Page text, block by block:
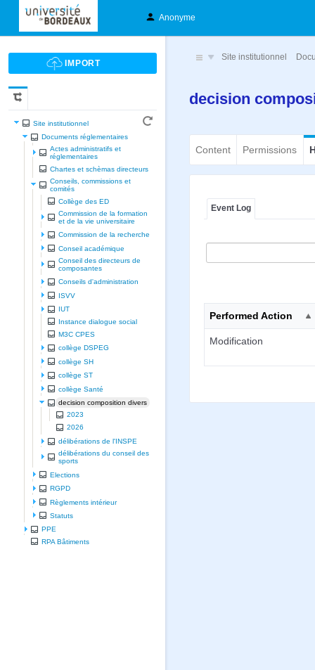
Anonyme
Site institutionnel
Documents réglementaires
Actes administratifs et
réglementaires
Chartes et schèmas directeurs
Conseils, commissions et
comités
Collège des ED
Commission de la formation
et de la vie universitaire
Commission de la recherche
Conseil académique
Conseil des directeurs de
composantes
Conseils d'administration
ISVV
IUT
Instance dialogue social
M3C CPES
collège DSPEG
collège SH
collège ST
collège Santé
decision composition divers
2023
2026
délibérations de l'INSPE
délibérations du conseil des
sports
Elections
RGPD
Règlements intérieur
Statuts
PPE
RPA Bâtiments
Site institutionnel
decision
Content Permissions
Event Log
Performed Action
Modification